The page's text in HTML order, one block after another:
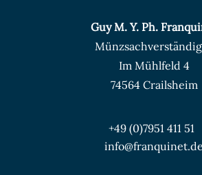
Guy M. Y. Ph.
Im Mühlfeld 4
74564 Crailsheim
+49 (0)7951 411 51
info@franquinet.de